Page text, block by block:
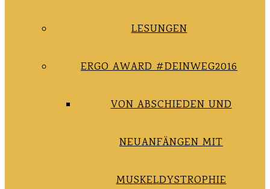
LESUNGEN
ERGO AWARD #DEINWEG2016
VON ABSCHIEDEN UND
NEUANFÄNGEN MIT
MUSKELDYSTROPHIE